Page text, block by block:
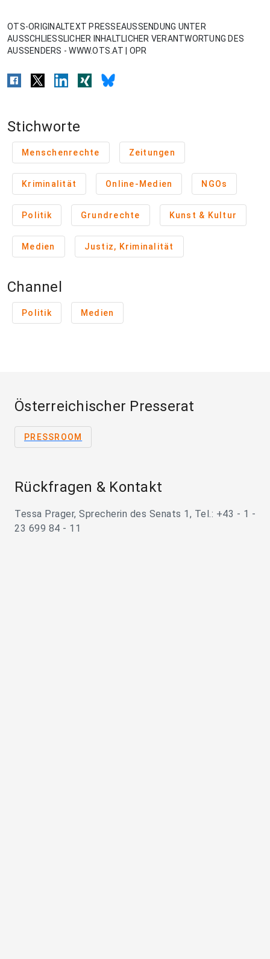
OTS-ORIGINALTEXT PRESSEAUSSENDUNG UNTER
AUSSCHLIESSLICHER INHALTLICHER VERANTWORTUNG DES
AUSSENDERS - WWW.OTS.AT | OPR
Stichworte
Menschenrechte Zeitungen
Kriminalität Online-Medien NGOs
Politik Grundrechte Kunst & Kultur
Medien Justiz, Kriminalität
Channel
Politik Medien
Österreichischer Presserat
PRESSROOM
Rückfragen & Kontakt
Tessa Prager, Sprecherin des Senats 1, Tel.: +43 - 1 -
23 699 84 - 11